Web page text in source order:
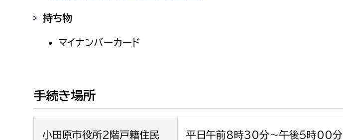
持ち物
マイナンバーカード
手続き場所
小田原市役所2階戸籍住民
平日午前8時30分～午後5時00分